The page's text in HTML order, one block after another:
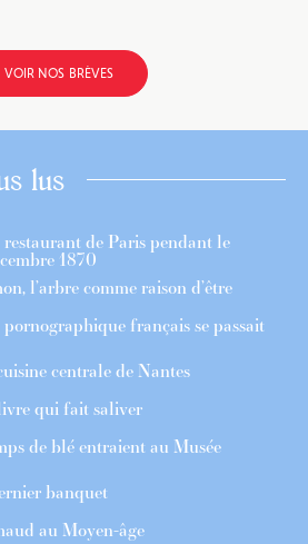
VOIR NOS BRÈVES
lus
restaurant de Paris pendant le
1870
l’arbre comme raison d’être
français se passait
centrale de Nantes
qui fait saliver
de blé entraient au Musée
banquet
au Moyen-âge